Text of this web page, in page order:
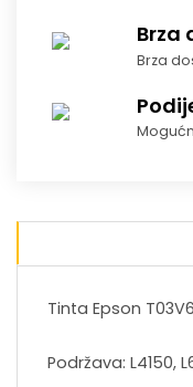
Brza
Brza
Tinta Epson
Podržava: L4150,